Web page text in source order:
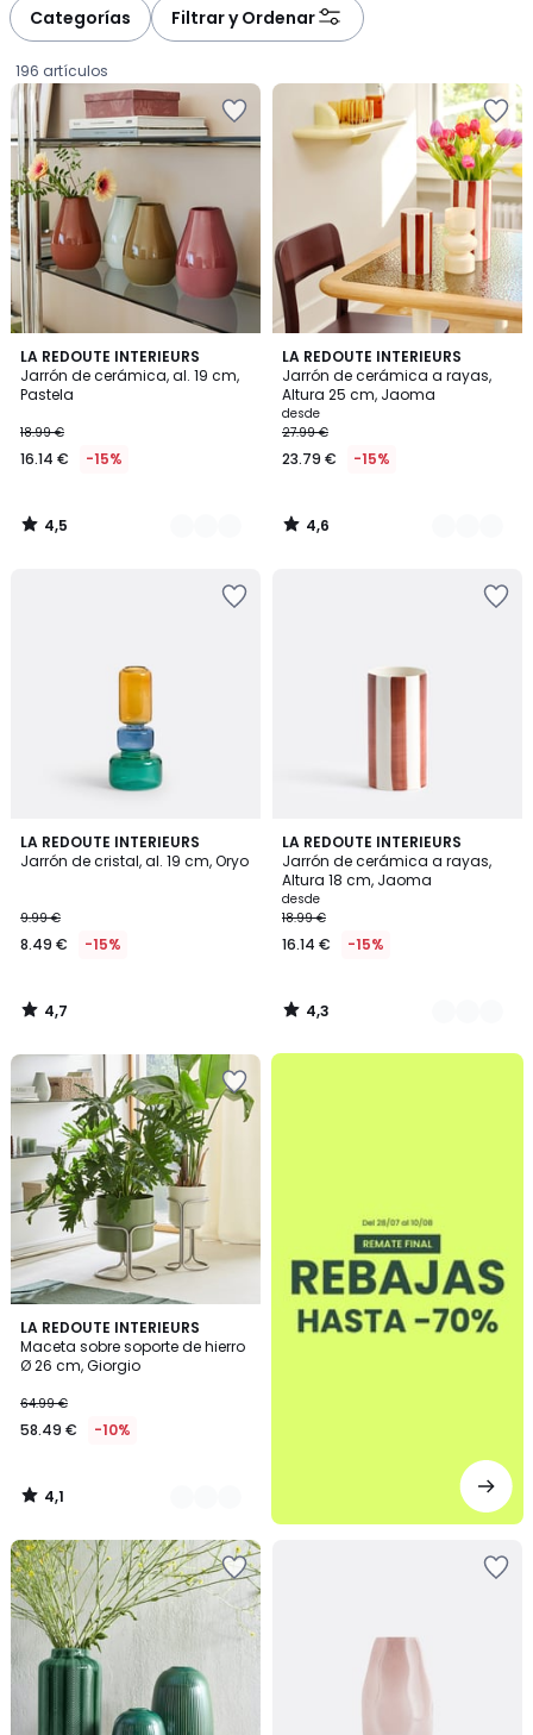
Categorías Filtrar y Ordenar
196 artículos
LA REDOUTE INTERIEURS
Jarrón de cerámica, al. 19 cm,
Pastela
€
en
de
18.99
18.99 €
16.14 € -15%
4,5
/ 5
3
Colores
4,5
/
LA REDOUTE INTERIEURS
Jarrón de cerámica a rayas,
Altura 25 cm, Jaoma
desde
27.99 €
23.79 € -15%
4,6
/ 5
7
Colores
4,6
/
LA REDOUTE INTERIEURS
Jarrón de cristal, al. 19 cm, Oryo
9.99 €
8.49 € -15%
4,7
/ 5
4,7
/
LA REDOUTE INTERIEURS
Jarrón de cerámica a rayas,
Altura 18 cm, Jaoma
desde
18.99 €
16.14 € -15%
4,3
/ 5
7
Colores
4,3
/
LA REDOUTE INTERIEURS
Maceta sobre soporte de hierro
Ø 26 cm, Giorgio
64.99 €
58.49 € -10%
4,1
/ 5
2
Colores
4,1
/
.